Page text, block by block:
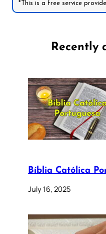
*This is a free service
Recently
Bíblia Católica
July 16, 2025